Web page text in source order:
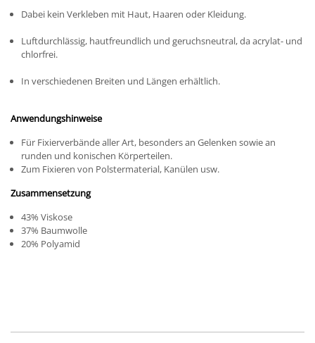
Dabei kein Verkleben mit Haut, Haaren oder Kleidung.
Luftdurchlässig, hautfreundlich und geruchsneutral, da acrylat- und
chlorfrei.
In verschiedenen Breiten und Längen erhältlich.
Anwendungshinweise
Für Fixierverbände aller Art, besonders an Gelenken sowie an
runden und konischen Körperteilen.
Zum Fixieren von Polstermaterial, Kanülen usw.
Zusammensetzung
43% Viskose
37% Baumwolle
20% Polyamid